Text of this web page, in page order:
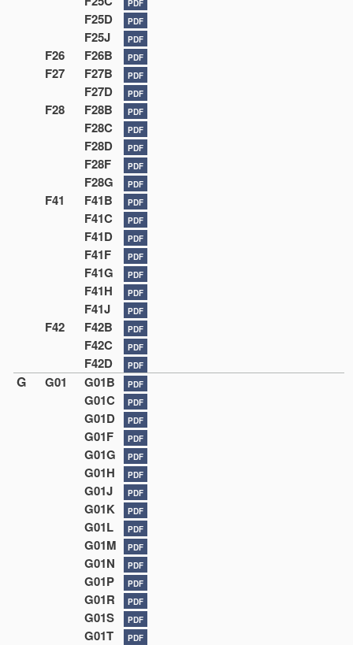
PDF
F25D PDF
F25J PDF
F26 F26B PDF
F27 F27B PDF
F27D PDF
F28 F28B PDF
F28C PDF
F28D PDF
F28F PDF
F28G PDF
F41 F41B PDF
F41C PDF
F41D PDF
F41F PDF
F41G PDF
F41H PDF
F41J PDF
F42 F42B PDF
F42C PDF
F42D PDF
G G01 G01B PDF
G01C PDF
G01D PDF
G01F PDF
G01G PDF
G01H PDF
G01J PDF
G01K PDF
G01L PDF
G01M PDF
G01N PDF
G01P PDF
G01R PDF
G01S PDF
G01T PDF